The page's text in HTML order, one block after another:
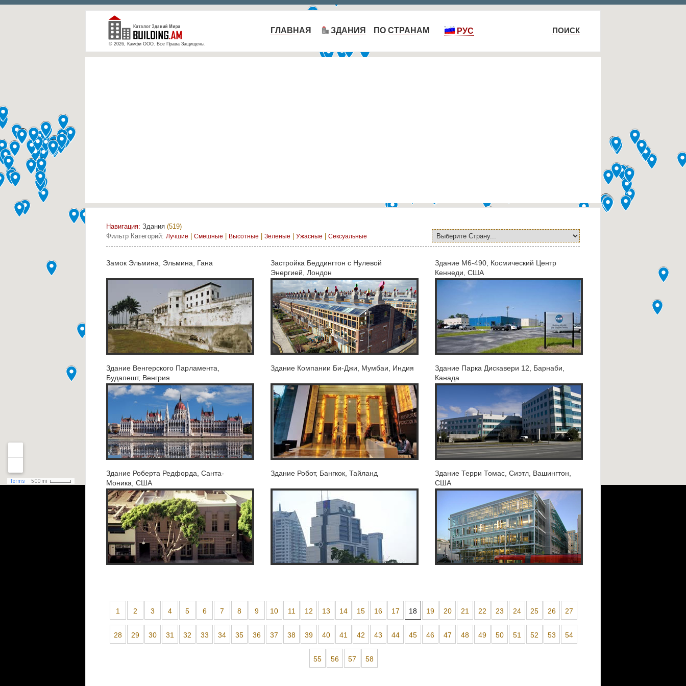
ГЛАВНАЯ ЗДАНИЯ ПО СТРАНАМ РУС ПОИСК
© 2026, Камфи ООО. Все Права Защищены.
Навигация: Здания (519)
Фильтр Категорий: Лучшие Смешные Высотные Зеленые Ужасные Сексуальные
Замок Эльмина, Эльмина, Гана
Застройка Беддингтон с Нулевой
Энергией, Лондон
Здание M6-490, Космический Центр
Кеннеди, США
Здание Венгерского Парламента,
Будапешт, Венгрия
Здание Компании Би-Джи, Мумбаи, Индия
Здание Парка Дискавери 12, Барнаби,
Канада
Здание Роберта Редфорда, Санта-
Моника, США
Здание Робот, Бангкок, Тайланд
Здание Терри Томас, Сиэтл, Вашингтон,
США
1 2 3 4 5 6 7 8 9 10 11 12 13 14 15 16 17 18 19 20 21 22 23 24 25 26 27
28 29 30 31 32 33 34 35 36 37 38 39 40 41 42 43 44 45 46 47 48 49 50 51 52 53 54
55 56 57 58